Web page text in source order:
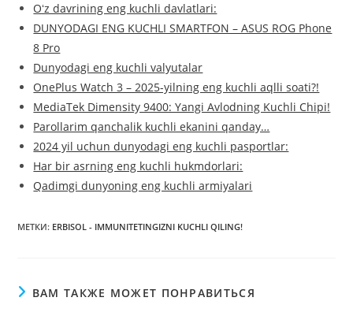
Oʻz davrining eng kuchli davlatlari:
DUNYODAGI ENG KUCHLI SMARTFON – ASUS ROG Phone
8 Pro
Dunyodagi eng kuchli valyutalar
OnePlus Watch 3 – 2025-yilning eng kuchli aqlli soati?!
MediaTek Dimensity 9400: Yangi Avlodning Kuchli Chipi!
Parollarim qanchalik kuchli ekanini qanday…
2024 yil uchun dunyodagi eng kuchli pasportlar:
Har bir asrning eng kuchli hukmdorlari:
Qadimgi dunyoning eng kuchli armiyalari
МЕТКИ: ERBISOL - IMMUNITETINGIZNI KUCHLI QILING!
ВАМ ТАКЖЕ МОЖЕТ ПОНРАВИТЬСЯ